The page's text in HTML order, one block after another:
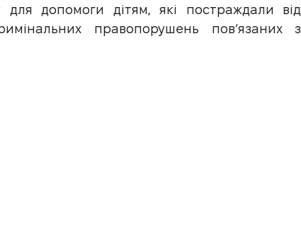
для допомоги дітям, які постраждали від
правопорушень пов’язаних з